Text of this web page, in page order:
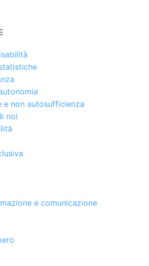
e non autosufficienza
noi
e comunicazione